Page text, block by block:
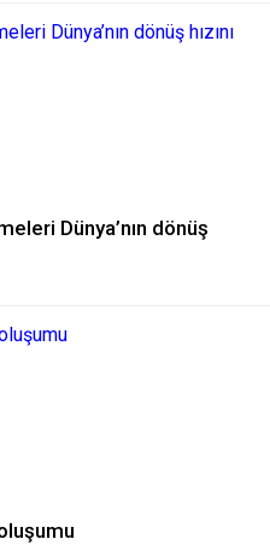
Dünya’nın dönüş